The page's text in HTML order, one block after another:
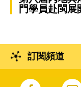
門學員赴閩展
訂閱頻道